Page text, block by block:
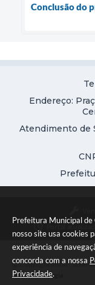
Prefeitura Municipal de
nosso site usa cookies
experiência de
concorda com a nossa
Privacidade.
Conclusão do
Endereço:
Atendimento de
Portal
Copyright Instar - 2006-
Instar Tecnologia